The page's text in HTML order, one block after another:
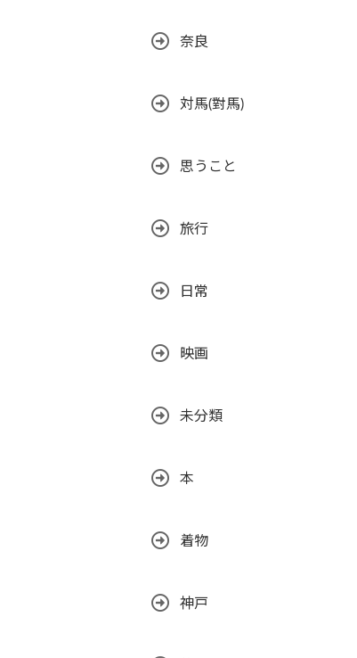
奈良
対馬(對馬)
思うこと
旅行
日常
映画
未分類
本
着物
神戸